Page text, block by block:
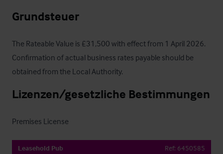
Grundsteuer
The Rateable Value is £31,500 with effect from 1 April 2026.
Confirmation of actual business rates payable should be
obtained from the Local Authority.
Lizenzen/gesetzliche Bestimmungen
Premises License
Leasehold Pub Ref: 6450585